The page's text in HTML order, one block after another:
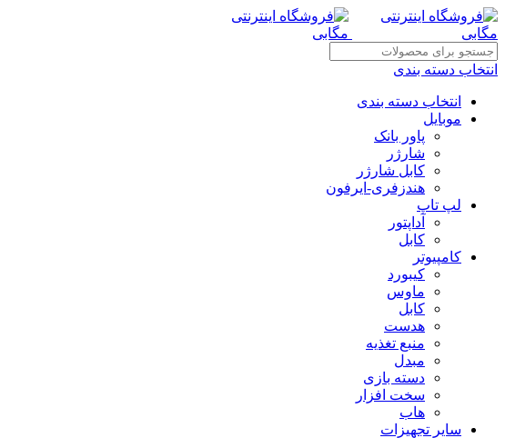
انتخاب دسته بندی
انتخاب دسته بندی
موبایل
پاور بانک
شارژر
کابل شارژر
هندزفری-ایرفون
لپ تاپ
آداپتور
کابل
کامپیوتر
کیبورد
ماوس
کابل
هدست
منبع تغذیه
مبدل
دسته بازی
سخت افزار
هاب
سایر تجهیزات